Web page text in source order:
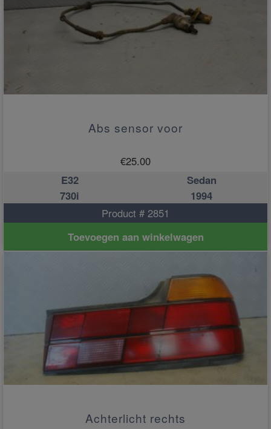
Abs sensor voor
€25.00
E32
Sedan
730i
1994
Product # 2851
Toevoegen aan winkelwagen
Achterlicht rechts